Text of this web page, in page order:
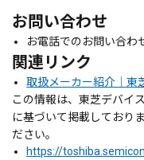
お問い合わせ
お電話でのお問い合わ
関連リンク
取扱メーカー紹介｜東
この情報は、東芝デバイ
に基づいて掲載しており
ださい。
https://